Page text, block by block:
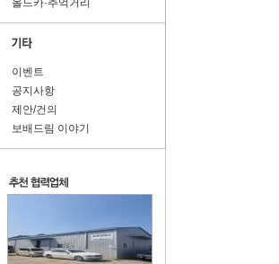
올드카·추억거리
이벤트
공지사항
제안/건의
보배드림 이야기